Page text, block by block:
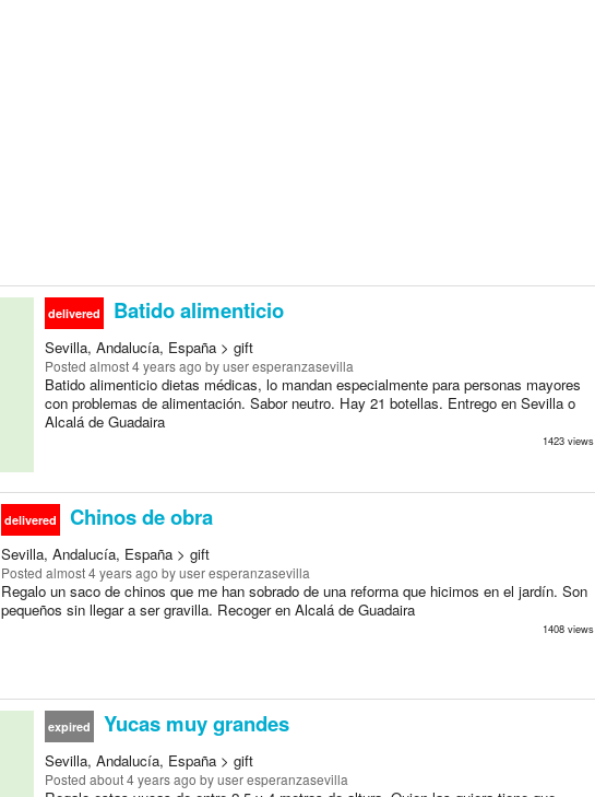
delivered Batido alimenticio
Sevilla, Andalucía, España > gift
Posted almost 4 years ago by user esperanzasevilla
Batido alimenticio dietas médicas, lo mandan especialmente para personas mayores
con problemas de alimentación. Sabor neutro. Hay 21 botellas. Entrego en Sevilla o
Alcalá de Guadaira
1423 views
delivered Chinos de obra
Sevilla, Andalucía, España > gift
Posted almost 4 years ago by user esperanzasevilla
Regalo un saco de chinos que me han sobrado de una reforma que hicimos en el jardín. Son
pequeños sin llegar a ser gravilla. Recoger en Alcalá de Guadaira
1408 views
expired Yucas muy grandes
Sevilla, Andalucía, España > gift
Posted about 4 years ago by user esperanzasevilla